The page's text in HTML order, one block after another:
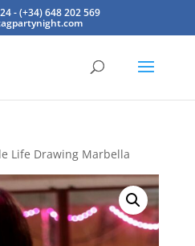
- (+34) 648 202 569
Life Drawing Marbella